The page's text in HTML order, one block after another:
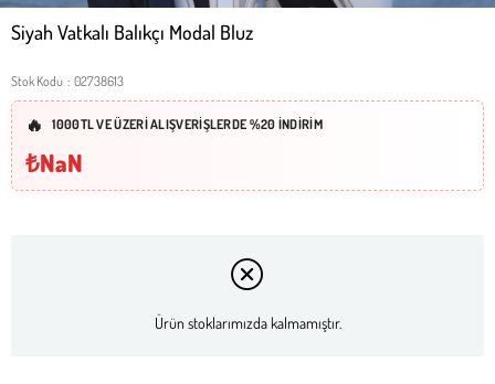
Siyah Vatkalı Balıkçı Modal Bluz
Stok Kodu 02738613
1000TL VE ÜZERİ ALIŞVERİŞLERDE %20 İNDİRİM
₺NaN
Ürün stoklarımızda kalmamıştır.